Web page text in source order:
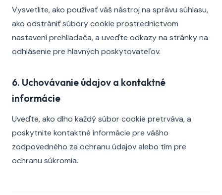
Vysvetlite, ako používať váš nástroj na správu súhlasu,
ako odstrániť súbory cookie prostredníctvom
nastavení prehliadača, a uveďte odkazy na stránky na
odhlásenie pre hlavných poskytovateľov.
6. Uchovávanie údajov a kontaktné
informácie
Uveďte, ako dlho každý súbor cookie pretrváva, a
poskytnite kontaktné informácie pre vášho
zodpovedného za ochranu údajov alebo tím pre
ochranu súkromia.